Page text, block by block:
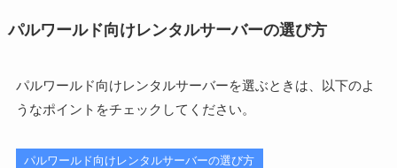
パルワールド向けレンタルサーバーの選び方
パルワールド向けレンタルサーバーを選ぶときは、以下のよ
うなポイントをチェックしてください。
パルワールド向けレンタルサーバーの選び方